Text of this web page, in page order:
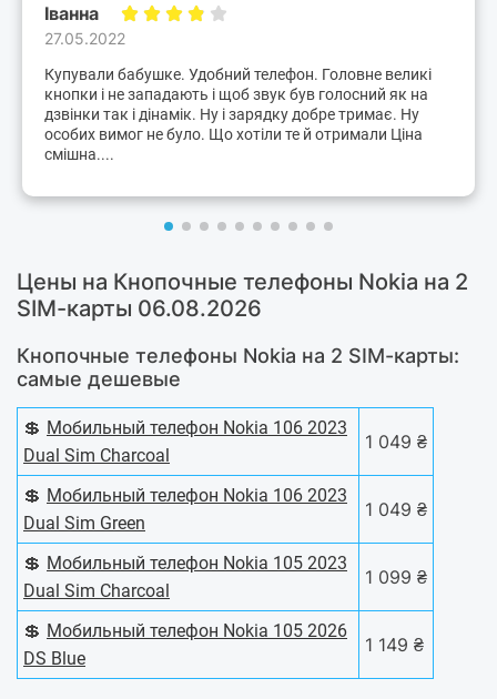
Іванна
27.05.2022
Купували бабушке. Удобний телефон. Головне великі
кнопки і не западають і щоб звук був голосний як на
дзвінки так і дінамік. Ну і зарядку добре тримає. Ну
особих вимог не було. Що хотіли те й отримали Ціна
смішна....
Цены на Кнопочные телефоны Nokia на 2
SIM-карты 06.08.2026
Кнопочные телефоны Nokia на 2 SIM-карты:
самые дешевые
💲 Мобильный телефон Nokia 106 2023
Dual Sim Charcoal
1 049 ₴
💲 Мобильный телефон Nokia 106 2023
Dual Sim Green
1 049 ₴
💲 Мобильный телефон Nokia 105 2023
Dual Sim Charcoal
1 099 ₴
💲 Мобильный телефон Nokia 105 2026
DS Blue
1 149 ₴